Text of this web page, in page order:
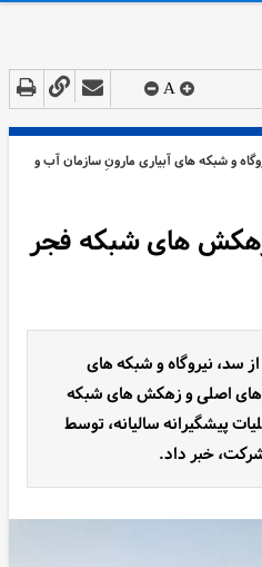
A
و شبکه های آبیاری مارونِ سازمان آب و
زهکش های شبکه فجر
سد، نیروگاه و شبکه های
های اصلی و زهکش های شبکه
پیشگیرانه سالیانه، توسط
خبر داد.